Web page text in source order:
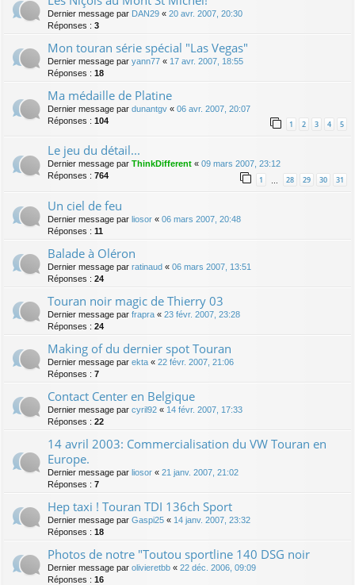
Dernier message par DAN29 « 20 avr. 2007, 20:30
Réponses : 3
Mon touran série spécial "Las Vegas"
Dernier message par yann77 « 17 avr. 2007, 18:55
Réponses : 18
Ma médaille de Platine
Dernier message par dunantgv « 06 avr. 2007, 20:07
Réponses : 104 1 2 3 4 5
Le jeu du détail...
Dernier message par ThinkDifferent « 09 mars 2007, 23:12
Réponses : 764 1 28 29 30 31
Un ciel de feu
Dernier message par liosor « 06 mars 2007, 20:48
Réponses : 11
Balade à Oléron
Dernier message par ratinaud « 06 mars 2007, 13:51
Réponses : 24
Touran noir magic de Thierry 03
Dernier message par frapra « 23 févr. 2007, 23:28
Réponses : 24
Making of du dernier spot Touran
Dernier message par ekta « 22 févr. 2007, 21:06
Réponses : 7
Contact Center en Belgique
Dernier message par cyril92 « 14 févr. 2007, 17:33
Réponses : 22
14 avril 2003: Commercialisation du VW Touran en
Europe.
Dernier message par liosor « 21 janv. 2007, 21:02
Réponses : 7
Hep taxi ! Touran TDI 136ch Sport
Dernier message par Gaspi25 « 14 janv. 2007, 23:32
Réponses : 18
Photos de notre "Toutou sportline 140 DSG noir
Dernier message par olivieretbb « 22 déc. 2006, 09:09
Réponses : 16